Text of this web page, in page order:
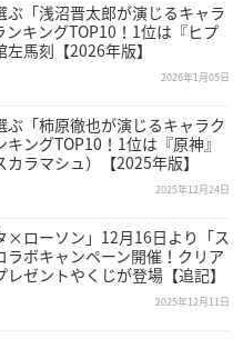
ぶ「浅沼晋太郎が演じるキャラ
ンキングTOP10！1位は『ヒプ
左馬刻【2026年版】
2026年1月05日
ぶ「柿原徹也が演じるキャラク
キングTOP10！1位は『原神』
ラマシュ）【2025年版】
2025年12月24日
×ローソン」12月16日より「ス
ラボキャンペーン開催！クリア
レゼントやくじが登場【追記】
2025年12月11日